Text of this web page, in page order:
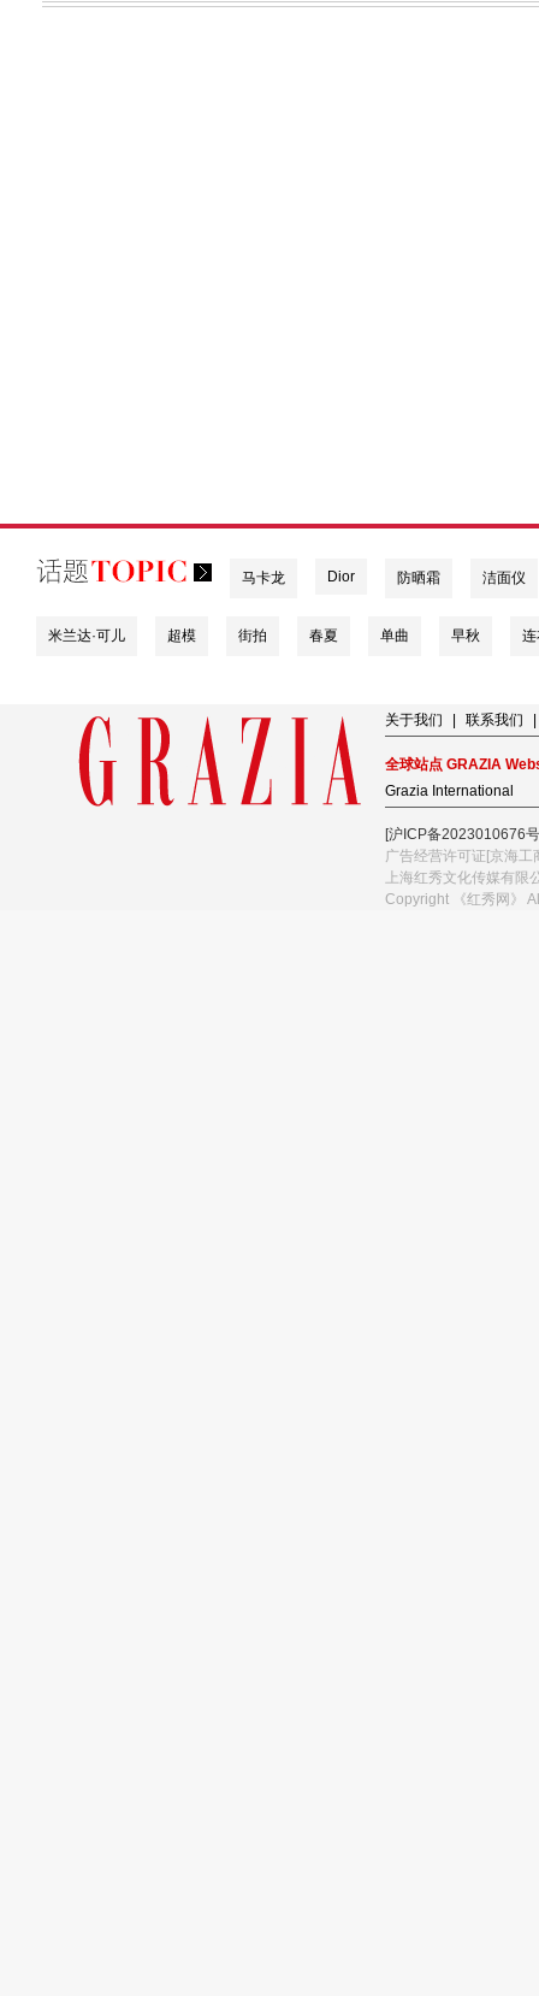
马卡龙 Dior 防晒霜 洁面仪
米兰达·可儿 超模 街拍 春夏 单曲 早秋
关于我们 联系我们
全球站点 GRAZIA
Grazia International
[沪ICP备2023010676
广告经营许可证[京海
上海红秀文化传媒有限
Copyright 《红秀网》